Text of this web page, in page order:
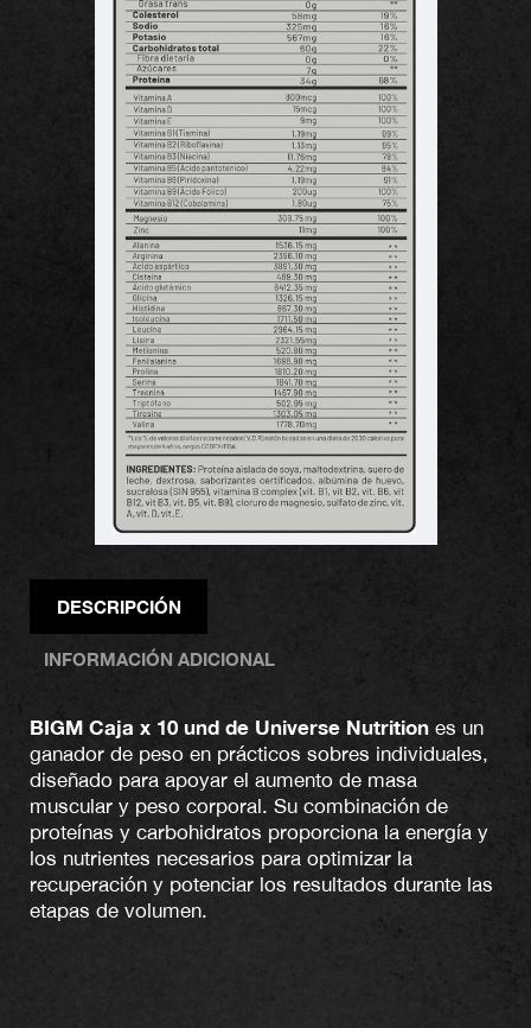
DESCRIPCIÓN
INFORMACIÓN ADICIONAL
BIGM Caja x 10 und de Universe Nutrition es un
ganador de peso en prácticos sobres individuales,
diseñado para apoyar el aumento de masa
muscular y peso corporal. Su combinación de
proteínas y carbohidratos proporciona la energía y
los nutrientes necesarios para optimizar la
recuperación y potenciar los resultados durante las
etapas de volumen.